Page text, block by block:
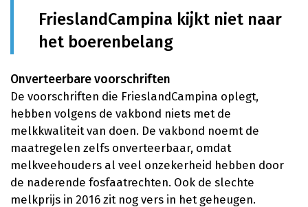
FrieslandCampina kijkt niet naar
het boerenbelang
Onverteerbare voorschriften
De voorschriften die FrieslandCampina oplegt,
hebben volgens de vakbond niets met de
melkkwaliteit van doen. De vakbond noemt de
maatregelen zelfs onverteerbaar, omdat
melkveehouders al veel onzekerheid hebben door
de naderende fosfaatrechten. Ook de slechte
melkprijs in 2016 zit nog vers in het geheugen.